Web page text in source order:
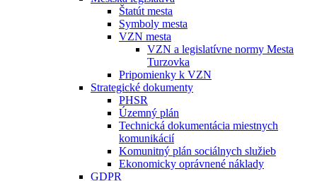
Štatút mesta
Symboly mesta
VZN mesta
VZN a legislatívne normy Mesta
Turzovka
Pripomienky k VZN
Strategické dokumenty
PHSR
Územný plán
Technická dokumentácia miestnych
komunikácií
Komunitný plán sociálnych služieb
Ekonomicky oprávnené náklady
GDPR